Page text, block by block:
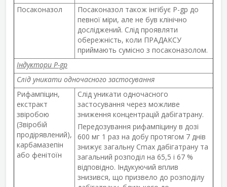
Посаконазол
Посаконазол також інгібує P-gp до
певної міри, але не був клінічно
досліджений. Слід проявляти
обережність, коли ПРАДАКСУ
приймають сумісно з посаконазолом.
Індуктори Р-gp
Слід уникати одночасного застосування
Рифампіцин,
екстракт
звіробою
(Звіробій
продірявлений),
карбамазепін
або фенітоїн
Слід уникати одночасного
застосування через можливе
зниження концентрацій дабігатрану.
Передозування рифампіцину в дозі
600 мг 1 раз на добу протягом 7 днів
знижує загальну Cmax дабігатрану та
загальний розподіл на 65,5 і 67 %
відповідно. Індукуючий вплив
знизився, що призвело до розподілу